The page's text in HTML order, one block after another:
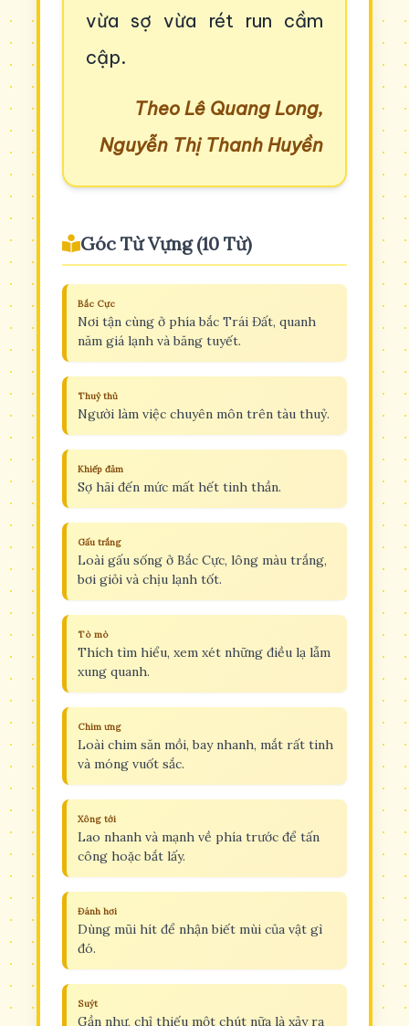
vừa sợ vừa rét run cầm
cập.
Theo Lê Quang Long,
Nguyễn Thị Thanh Huyền
Góc Từ Vựng (10 Từ)
Bắc Cực
Nơi tận cùng ở phía bắc Trái Đất, quanh
năm giá lạnh và băng tuyết.
Thuỷ thủ
Người làm việc chuyên môn trên tàu thuỷ.
Khiếp đảm
Sợ hãi đến mức mất hết tinh thần.
Gấu trắng
Loài gấu sống ở Bắc Cực, lông màu trắng,
bơi giỏi và chịu lạnh tốt.
Tò mò
Thích tìm hiểu, xem xét những điều lạ lẫm
xung quanh.
Chim ưng
Loài chim săn mồi, bay nhanh, mắt rất tinh
và móng vuốt sắc.
Xông tới
Lao nhanh và mạnh về phía trước để tấn
công hoặc bắt lấy.
Đánh hơi
Dùng mũi hít để nhận biết mùi của vật gì
đó.
Suýt
Gần như, chỉ thiếu một chút nữa là xảy ra